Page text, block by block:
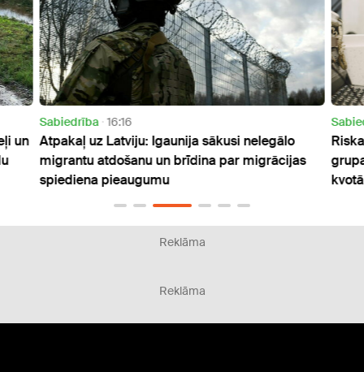
un
Sabiedrība 16:16
Atpakaļ uz Latviju: Igaunija sākusi nelegālo
migrantu atdošanu un brīdina par migrācijas
spiediena pieaugumu
Reklāma
Reklāma